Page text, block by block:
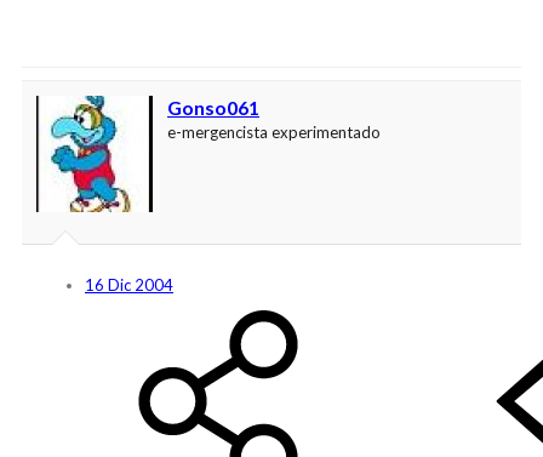
Gonso061
e-mergencista experimentado
16 Dic 2004